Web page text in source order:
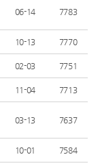
06-14 7783
10-13 7770
02-03 7751
11-04 7713
03-13 7637
10-01 7584